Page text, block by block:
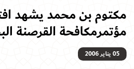
مكتوم بن محمد يشهد
مؤتمرمكافحة القرصنة
05 يناير 2006